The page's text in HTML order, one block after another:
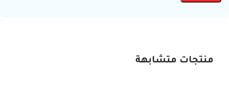
منتجات متشابهة